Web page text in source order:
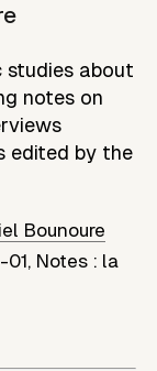
studies about
notes on
edited by the
Bounoure
01, Notes : la